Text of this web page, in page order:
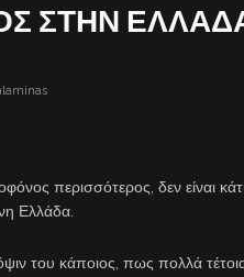
ΣΤΗΝ
περισσότερος, δεν είναι
Ελλάδα.
του κάποιος, πως πολλά